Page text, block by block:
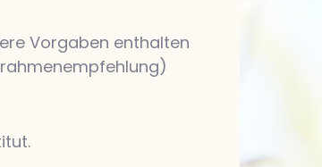
Vorgaben enthalten